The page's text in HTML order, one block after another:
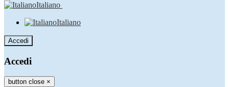
Italiano
Italiano
Accedi
Accedi
button close ×